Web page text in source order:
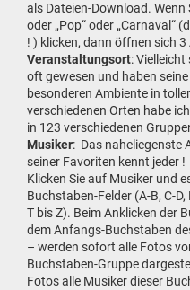
als Dateien-Download. Wenn
oder „Pop“ oder „Carnaval“
! ) klicken, dann öffnen sich
Veranstaltungsort: Vielleicht
oft gewesen und haben
besonderen Ambiente in
verschiedenen Orten habe
in 123 verschiedenen
Musiker: Das naheliegenste
seiner Favoriten kennt jeder !
Klicken Sie auf Musiker und
Buchstaben-Felder (A-B, C-D,
T bis Z). Beim Anklicken der
dem Anfangs-Buchstaben
– werden sofort alle Fotos
Buchstaben-Gruppe
Fotos alle Musiker dieser